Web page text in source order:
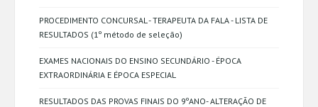
PROCEDIMENTO CONCURSAL - TERAPEUTA DA FALA - LISTA DE
RESULTADOS (1º método de seleção)
EXAMES NACIONAIS DO ENSINO SECUNDÁRIO - ÉPOCA
EXTRAORDINÁRIA E ÉPOCA ESPECIAL
RESULTADOS DAS PROVAS FINAIS DO 9ºANO- ALTERAÇÃO DE